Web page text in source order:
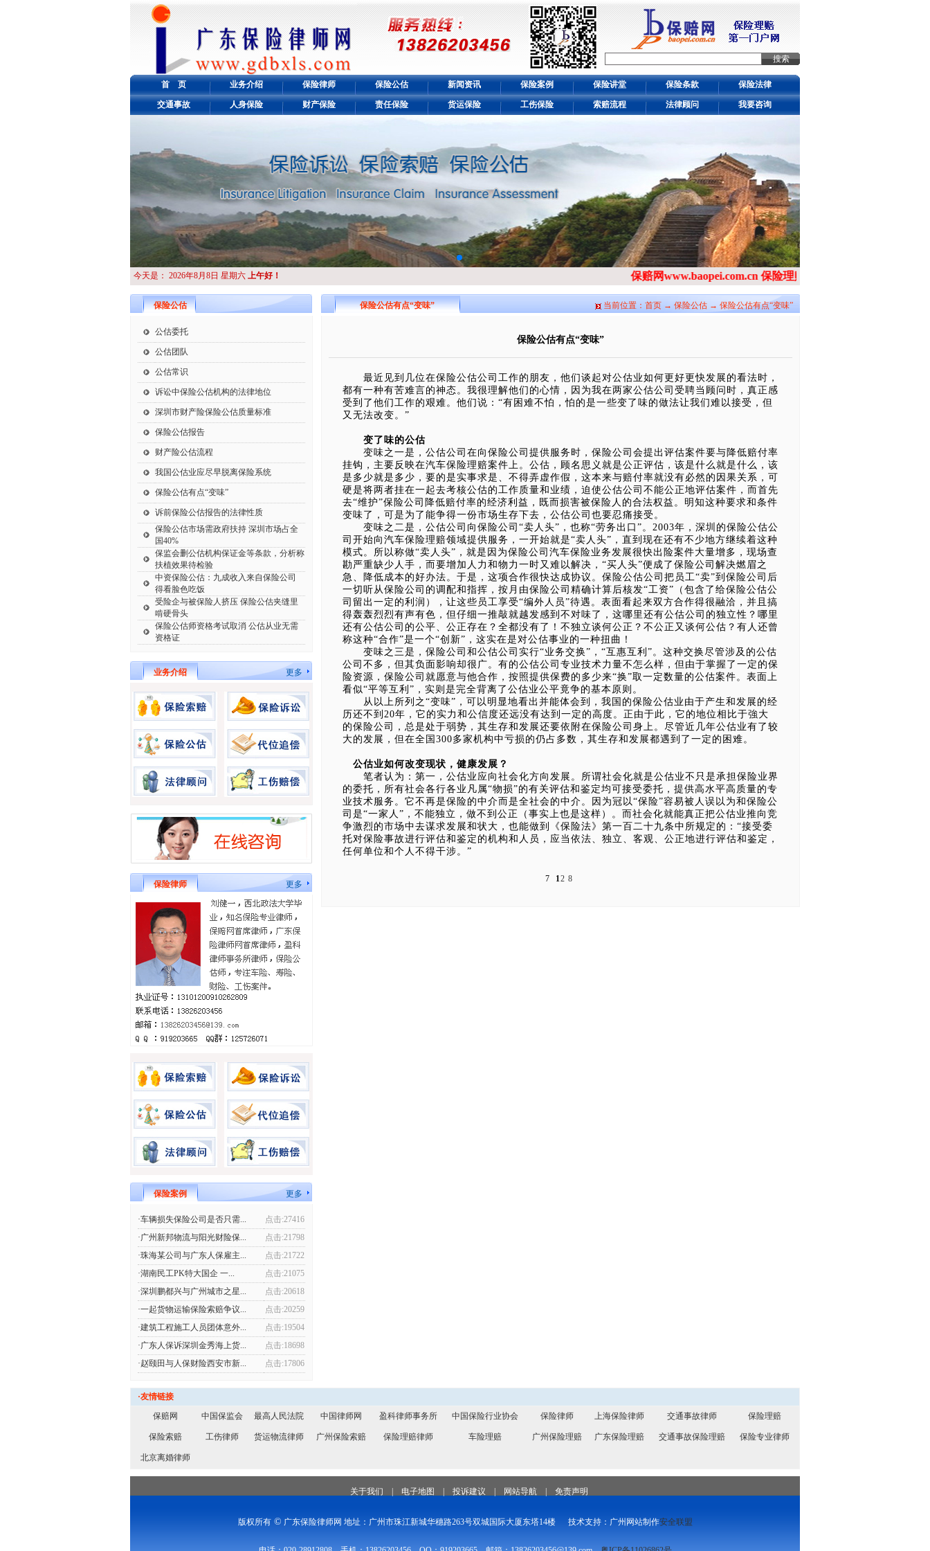
首 页 业务介绍 保险律师 保险公估 新闻资讯 保险案例 保险讲堂 保险条款 保险法律
交通事故 人身保险 财产保险 责任保险 货运保险 工伤保险 索赔流程 法律顾问 我要咨询
今天是： 2026年8月8日 星期六 上午好！ 保赔网www.baopei.com.cn 保险理赔第一门户网站
保险公估
公估委托
公估团队
公估常识
诉讼中保险公估机构的法律地位
深圳市财产险保险公估质量标准
保险公估报告
财产险公估流程
我国公估业应尽早脱离保险系统
保险公估有点“变味”
诉前保险公估报告的法律性质
保险公估市场需政府扶持 深圳市场占全
国40%
保监会删公估机构保证金等条款，分析称
扶植效果待检验
中资保险公估：九成收入来自保险公司
得看脸色吃饭
受险企与被保险人挤压 保险公估夹缝里
啃硬骨头
保险公估师资格考试取消 公估从业无需
资格证
业务介绍 更多
保险律师 更多
保险案例 更多
·车辆损失保险公司是否只需...
点击:27416
·广州新邦物流与阳光财险保...
点击:21798
·珠海某公司与广东人保雇主...
点击:21722
·湖南民工PK特大国企 一...
点击:21075
·深圳鹏都兴与广州城市之星...
点击:20618
·一起货物运输保险索赔争议...
点击:20259
·建筑工程施工人员团体意外...
点击:19504
·广东人保诉深圳金秀海上货...
点击:18698
·赵颐田与人保财险西安市新...
点击:17806
保险公估有点“变味” 当前位置： 首页 → 保险公估 → 保险公估有点“变味”
保险公估有点“变味”
最近见到几位在保险公估公司工作的朋友，他们谈起对公估业如何更好更快发展的看法时，
都有一种有苦难言的神态。我很理解他们的心情，因为我在两家公估公司受聘当顾问时，真正感
受到了他们工作的艰难。他们说：“有困难不怕，怕的是一些变了味的做法让我们难以接受，但
又无法改变。”
变了味的公估
变味之一是，公估公司在向保险公司提供服务时，保险公司会提出评估案件要与降低赔付率
挂钩，主要反映在汽车保险理赔案件上。公估，顾名思义就是公正评估，该是什么就是什么，该
是多少就是多少，要的是实事求是、不得弄虚作假，这本来与赔付率就没有必然的因果关系，可
硬是将两者挂在一起去考核公估的工作质量和业绩，迫使公估公司不能公正地评估案件，而首先
去“维护”保险公司降低赔付率的经济利益，既而损害被保险人的合法权益。明知这种要求和条件
变味了，可是为了能争得一份市场生存下去，公估公司也要忍痛接受。
变味之二是，公估公司向保险公司“卖人头”，也称“劳务出口”。2003年，深圳的保险公估公
司开始向汽车保险理赔领域提供服务，一开始就是“卖人头”，直到现在还有不少地方继续着这种
模式。所以称做“卖人头”，就是因为保险公司汽车保险业务发展很快出险案件大量增多，现场查
勘严重缺少人手，而要增加人力和物力一时又难以解决，“买人头”便成了保险公司解决燃眉之
急、降低成本的好办法。于是，这项合作很快达成协议。保险公估公司把员工“卖”到保险公司后
一切听从保险公司的调配和指挥，按月由保险公司精确计算后核发“工资”（包含了给保险公估公
司留出一定的利润），让这些员工享受“编外人员”待遇。表面看起来双方合作得很融洽，并且搞
得轰轰烈烈有声有色，但仔细一推敲就越发感到不对味了，这哪里还有公估公司的独立性？哪里
还有公估公司的公平、公正存在？全都没有了！不独立谈何公正？不公正又谈何公估？有人还曾
称这种“合作”是一个“创新”，这实在是对公估事业的一种扭曲！
变味之三是，保险公司和公估公司实行“业务交换”，“互惠互利”。这种交换尽管涉及的公估
公司不多，但其负面影响却很广。有的公估公司专业技术力量不怎么样，但由于掌握了一定的保
险资源，保险公司就愿意与他合作，按照提供保费的多少来“换”取一定数量的公估案件。表面上
看似“平等互利”，实则是完全背离了公估业公平竟争的基本原则。
从以上所列之“变味”，可以明显地看出并能体会到，我国的保险公估业由于产生和发展的经
历还不到20年，它的实力和公信度还远没有达到一定的高度。正由于此，它的地位相比于強大
的保险公司，总是处于弱势，其生存和发展还要依附在保险公司身上。尽管近几年公估业有了较
大的发展，但在全国300多家机构中亏损的仍占多数，其生存和发展都遇到了一定的困难。
公估业如何改变现状，健康发展？
笔者认为：第一，公估业应向社会化方向发展。所谓社会化就是公估业不只是承担保险业界
的委托，所有社会各行各业凡属“物损”的有关评估和鉴定均可接受委托，提供高水平高质量的专
业技术服务。它不再是保险的中介而是全社会的中介。因为冠以“保险”容易被人误以为和保险公
司是“一家人”，不能独立，做不到公正（事实上也是这样）。而社会化就能真正把公估业推向竞
争激烈的市场中去谋求发展和状大，也能做到《保险法》第一百二十九条中所规定的：“接受委
托对保险事故进行评估和鉴定的机构和人员，应当依法、独立、客观、公正地进行评估和鉴定，
任何单位和个人不得干涉。”
7 12 8
·友情链接
保赔网
中国保监会 最高人民法院 中国律师网 盈科律师事务所 中国保险行业协会 保险律师 上海保险律师 交通事故律师 保险理赔
保险索赔 工伤律师 货运物流律师 广州保险索赔 保险理赔律师 车险理赔 广州保险理赔 广东保险理赔 交通事故保险理赔 保险专业律师
北京离婚律师
关于我们 电子地图 投诉建议 网站导航 免责声明
版权所有© 广东保险律师网 地址：广州市珠江新城华穗路263号双城国际大厦东塔14楼 技术支持： 广州网站制作安全联盟